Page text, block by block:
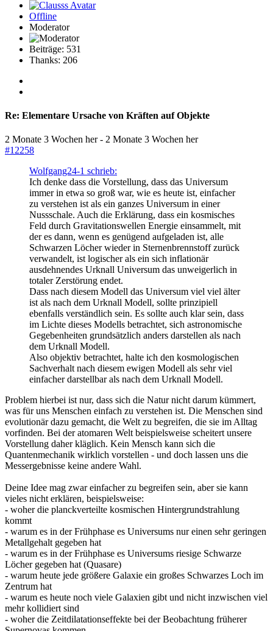
Offline
Moderator
Beiträge: 531
Thanks: 206
Re: Elementare Ursache von Kräften auf Objekte
2 Monate 3 Wochen her- 2 Monate 3 Wochen her
#12258
Wolfgang24-1 schrieb:
Ich denke dass die Vorstellung, dass das Universum
immer in etwa so groß war, wie es heute ist, einfacher
zu verstehen ist als ein ganzes Universum in einer
Nussschale. Auch die Erklärung, dass ein kosmisches
Feld durch Gravitationswellen Energie einsammelt, mit
der es dann, wenn es genügend aufgeladen ist, alle
Schwarzen Löcher wieder in Sternenbrennstoff zurück
verwandelt, ist logischer als ein sich inflationär
ausdehnendes Urknall Universum das unweigerlich in
totaler Zerstörung endet.
Dass nach diesem Modell das Universum viel viel älter
ist als nach dem Urknall Modell, sollte prinzipiell
ebenfalls verständlich sein. Es sollte auch klar sein, dass
im Lichte dieses Modells betrachtet, sich astronomische
Gegebenheiten grundsätzlich anders darstellen als nach
dem Urknall Modell.
Also objektiv betrachtet, halte ich den kosmologischen
Sachverhalt nach diesem ewigen Modell als sehr viel
einfacher darstellbar als nach dem Urknall Modell.
Problem hierbei ist nur, dass sich die Natur nicht darum kümmert,
was für uns Menschen einfach zu verstehen ist. Die Menschen sind
evolutionär dazu gemacht, die Welt zu begreifen, die sie im Alltag
vorfinden. Bei der atomaren Welt beispielsweise scheitert unsere
Vorstellung daher kläglich. Kein Mensch kann sich die
Quantenmechanik wirklich vorstellen - und doch lassen uns die
Messergebnisse keine andere Wahl.
Deine Idee mag zwar einfacher zu begreifen sein, aber sie kann
vieles nicht erklären, beispielsweise:
- woher die planckverteilte kosmischen Hintergrundstrahlung
kommt
- warum es in der Frühphase es Universums nur einen sehr geringen
Metallgehalt gegeben hat
- warum es in der Frühphase es Universums riesige Schwarze
Löcher gegeben hat (Quasare)
- warum heute jede größere Galaxie ein großes Schwarzes Loch im
Zentrum hat
- warum es heute noch viele Galaxien gibt und nicht inzwischen viel
mehr kollidiert sind
- woher die Zeitdilatationseffekte bei der Beobachtung früherer